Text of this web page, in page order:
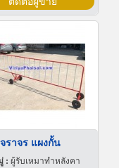
ราจร แผงกั้น
: ผู้รับเหมาทำหลังคา